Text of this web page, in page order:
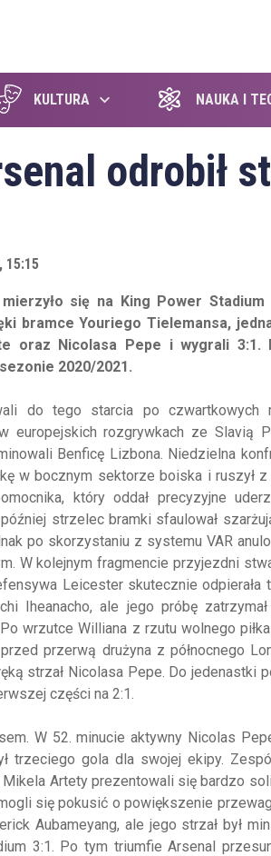
KULTURA NAUKA I
odrobił
15:15
się na King Power Stadium
bramce Youriego Tielemansa,
oraz Nicolasa Pepe i wygrali 3:1.
2020/2021.
do tego starcia po czwartkowych
europejskich rozgrywkach ze Slavią
Benficę Lizbona. Niedzielna
w bocznym sektorze boiska i ruszył
który oddał precyzyjne
strzelec bramki sfaulował
po skorzystaniu z systemu VAR
W kolejnym fragmencie przyjezdni
Leicester skutecznie odpierała
Iheanacho, ale jego próbę
wrzutce Williana z rzutu wolnego
przerwą drużyna z północnego
strzał Nicolasa Pepe. Do jedenastki
części na 2:1.
W 52. minucie aktywny Nicolas
trzeciego gola dla swojej ekipy.
Artety prezentowali się bardzo
się pokusić o powiększenie
Aubameyang, ale jego strzał był
3:1. Po tym triumfie Arsenal